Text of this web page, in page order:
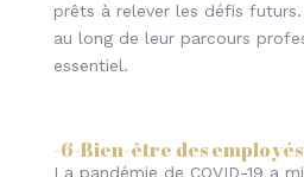
prêts à relever les défis
au long de leur parcours
essentiel.
-6-Bien-être des employés
La pandémie de COVID-19 a